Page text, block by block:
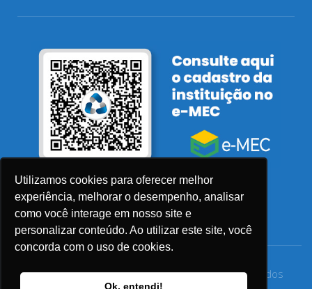
Utilizamos cookies para oferecer melhor
experiência, melhorar o desempenho, analisar
como você interage em nosso site e
personalizar conteúdo. Ao utilizar este site, você
concorda com o uso de cookies.
Ok, entendi!
© 2026 Faculdade Sensu – Todos os direitos reservados